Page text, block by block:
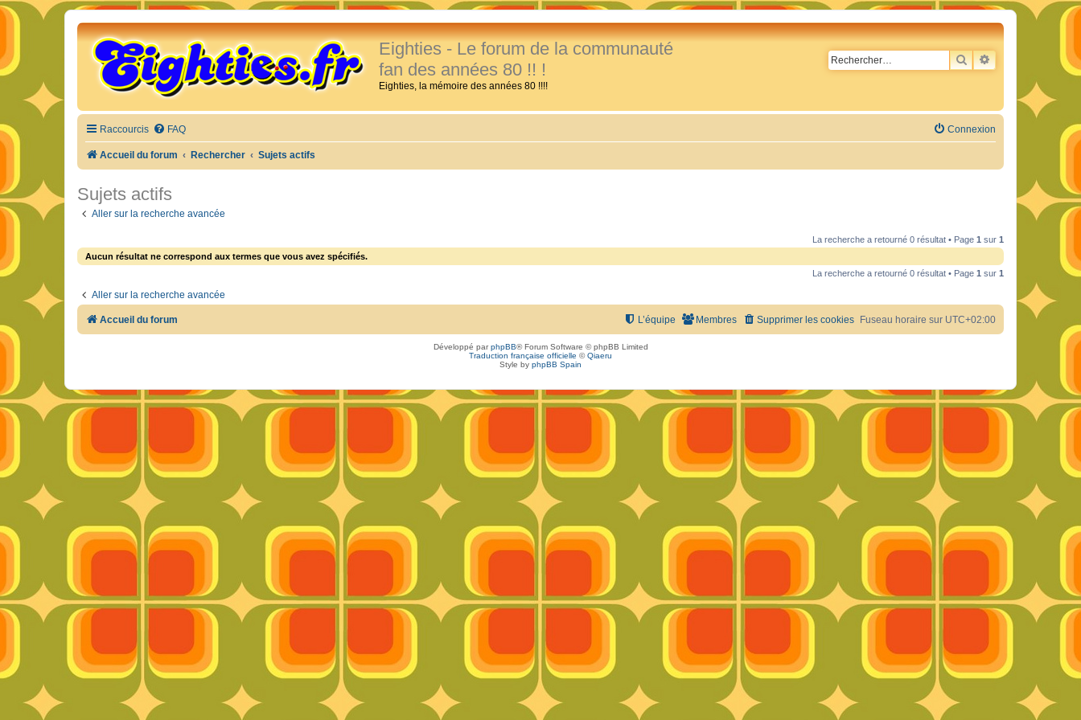
Eighties - Le forum de la communauté
fan des années 80 !! !
Eighties, la mémoire des années 80 !!!!
RECHERCHER
RECHERCHE
Raccourcis FAQ Connexion
Accueil du forum Rechercher Sujets actifs
Sujets actifs
Aller sur la recherche avancée
La recherche a retourné 0 résultat • Page 1 sur 1
Aucun résultat ne correspond aux termes que vous avez spécifiés.
La recherche a retourné 0 résultat • Page 1 sur 1
Aller sur la recherche avancée
Accueil du forum Fuseau horaire sur UTC+02:00
Supprimer les cookies
Membres
L’équipe
Développé parphpBB® Forum Software © phpBB Limited
Traduction française officielle ©Qiaeru
Style by phpBB Spain